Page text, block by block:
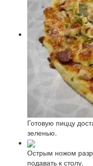
Готовую пиццу
зеленью.
Острым ножом
подавать к столу.